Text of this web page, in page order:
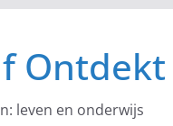
Ontdekt
leven en onderwijs